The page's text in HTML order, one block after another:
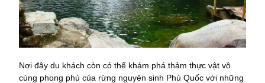
Nơi đây du khách còn có thể khám phá thảm thực vật vô
cùng phong phú của rừng nguyên sinh Phú Quốc với những